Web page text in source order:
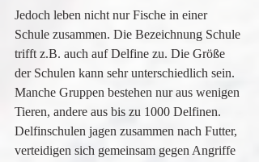
Jedoch leben nicht nur Fische in einer
Schule zusammen. Die Bezeichnung Schule
trifft z.B. auch auf Delfine zu. Die Größe
der Schulen kann sehr unterschiedlich sein.
Manche Gruppen bestehen nur aus wenigen
Tieren, andere aus bis zu 1000 Delfinen.
Delfinschulen jagen zusammen nach Futter,
verteidigen sich gemeinsam gegen Angriffe